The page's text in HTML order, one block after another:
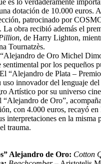
es lo verdaderamente
dotación de 10.000 euros.
patrocinado por
La obra recibió además el
, de Harry Lighton,
Tournatzès.
de Oro Michel
por los
“Alejandro de Plata –
uso innovador del lenguaje
Artístico por su universo
“Alejandro de Oro”,
con 4.000 euros, recayó
interpretaciones en la
trauma.
Alejandro de Oro: Cotton